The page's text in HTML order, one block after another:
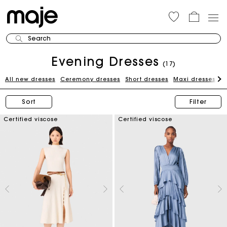
Search
Evening Dresses (17)
All new dresses Ceremony dresses Short dresses Maxi dresses
Sort Filter
Certified viscose Certified viscose